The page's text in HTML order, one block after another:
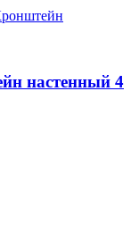
настенный 4